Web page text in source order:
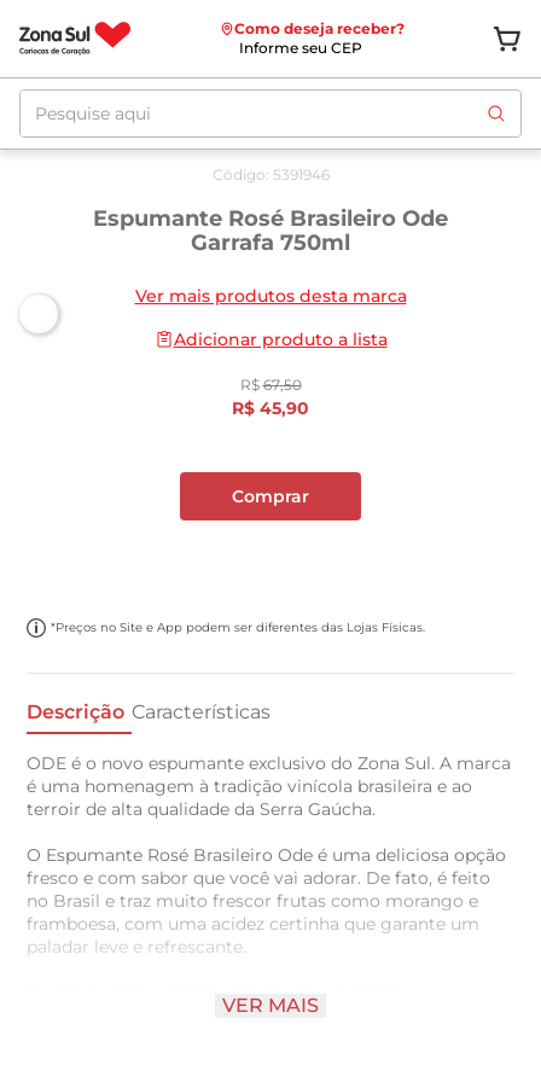
Como deseja receber?
Informe seu CEP
Pesquise aqui
10/08
Código: 5391946
Espumante Rosé Brasileiro Ode
Garrafa 750ml
Ver mais produtos desta marca
Adicionar produto a lista
R$ 67,50
R$ 45,90
Comprar
*Preços no Site e App podem ser diferentes das Lojas Físicas.
Descrição Características
ODE é o novo espumante exclusivo do Zona Sul. A marca
é uma homenagem à tradição vinícola brasileira e ao
terroir de alta qualidade da Serra Gaúcha.
O Espumante Rosé Brasileiro Ode é uma deliciosa opção
fresco e com sabor que você vai adorar. De fato, é feito
no Brasil e traz muito frescor frutas como morango e
framboesa, com uma acidez certinha que garante um
paladar leve e refrescante.
A perlage fina e persistente dá uma elegância e
suavidade a cada gole. Ideal para comemorações
VER MAIS